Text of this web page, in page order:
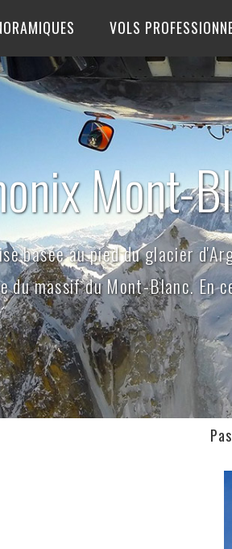
VOLS
Mont-
basée au pied du glacier
du massif du Mont-Blanc. En